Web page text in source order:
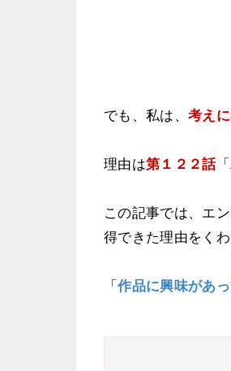
でも、私は、考え
理由は第１２２話「
この記事では、エ
得できた理由をく
「作品に興味があ